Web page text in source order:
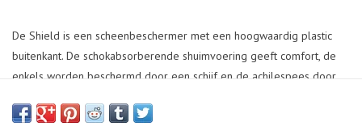
De Shield is een scheenbeschermer met een hoogwaardig plastic
buitenkant. De schokabsorberende shuimvoering geeft comfort, de
enkels worden beschermd door een schijf en de achilespees door